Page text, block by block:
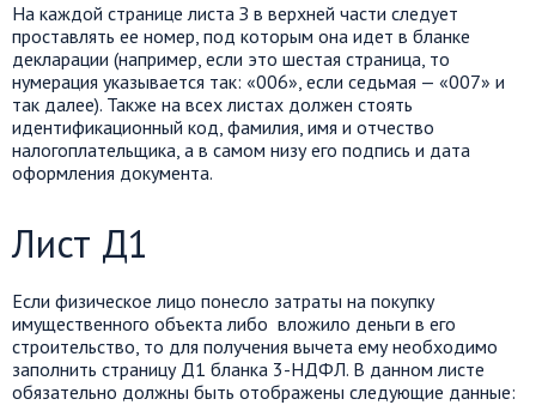
На каждой странице листа З в верхней части следует
проставлять ее номер, под которым она идет в бланке
декларации (например, если это шестая страница, то
нумерация указывается так: «006», если седьмая — «007» и
так далее). Также на всех листах должен стоять
идентификационный код, фамилия, имя и отчество
налогоплательщика, а в самом низу его подпись и дата
оформления документа.
Лист Д1
Если физическое лицо понесло затраты на покупку
имущественного объекта либо вложило деньги в его
строительство, то для получения вычета ему необходимо
заполнить страницу Д1 бланка 3-НДФЛ. В данном листе
обязательно должны быть отображены следующие данные: